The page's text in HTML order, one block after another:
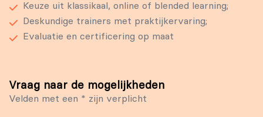
Keuze uit klassikaal, online of blended learning;
Deskundige trainers met praktijkervaring;
Evaluatie en certificering op maat
Vraag naar de mogelijkheden
Velden met een * zijn verplicht